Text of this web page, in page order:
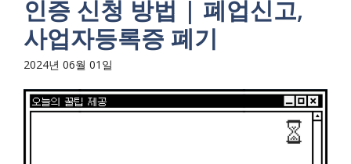
인증 신청 방법 | 폐업신고,
사업자등록증 폐기
2024년 06월 01일